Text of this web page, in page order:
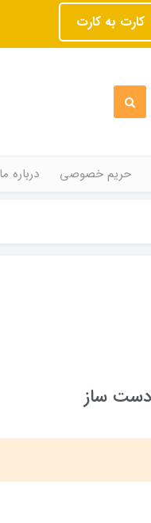
کارت به کارت
حریم خصوصی درباره ما